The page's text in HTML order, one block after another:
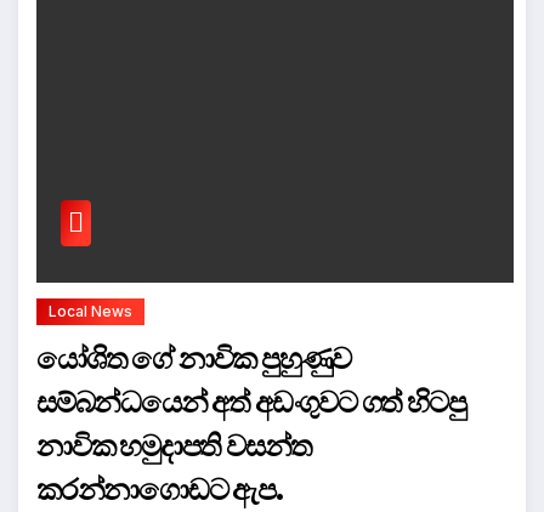
Local News
යෝශිත ගේ නාවික පුහුණුව
සම්බන්ධයෙන් අත් අඩංගුවට ගත් හිටපු
නාවික හමුදාපති වසන්ත
කරන්නාගොඩට ඇප.